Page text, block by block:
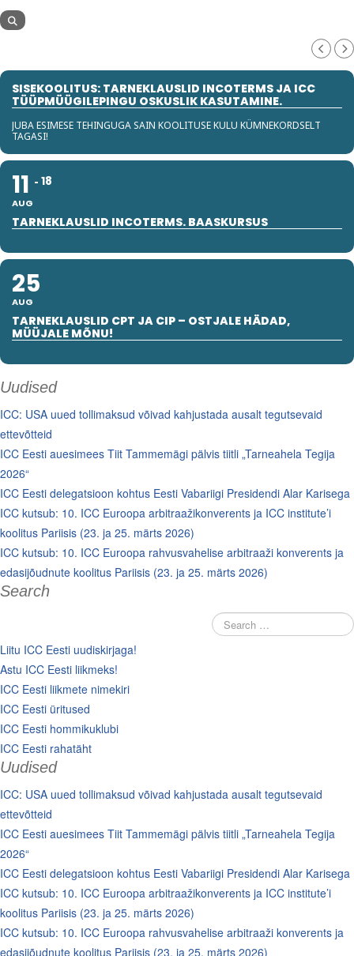
SISEKOOLITUS: TARNEKLAUSLID INCOTERMS JA ICC
TÜÜPMÜÜGILEPINGU OSKUSLIK KASUTAMINE.
JUBA ESIMESE TEHINGUGA SAIN KOOLITUSE KULU KÜMNEKORDSELT
TAGASI!
11
AUG
18
TARNEKLAUSLID INCOTERMS. BAASKURSUS
25
AUG
TARNEKLAUSLID CPT JA CIP – OSTJALE HÄDAD,
MÜÜJALE MÕNU!
Uudised
ICC: USA uued tollimaksud võivad kahjustada ausalt tegutsevaid
ettevõtteid
ICC Eesti auesimees Tiit Tammemägi pälvis tiitli „Tarneahela Tegija
2026“
ICC Eesti delegatsioon kohtus Eesti Vabariigi Presidendi Alar Karisega
ICC kutsub: 10. ICC Euroopa arbitraažikonverents ja ICC institute’i
koolitus Pariisis (23. ja 25. märts 2026)
ICC kutsub: 10. ICC Euroopa rahvusvahelise arbitraaži konverents ja
edasijõudnute koolitus Pariisis (23. ja 25. märts 2026)
Search
Liitu ICC Eesti uudiskirjaga!
Astu ICC Eesti liikmeks!
ICC Eesti liikmete nimekiri
ICC Eesti üritused
ICC Eesti hommikuklubi
ICC Eesti rahatäht
Uudised
ICC: USA uued tollimaksud võivad kahjustada ausalt tegutsevaid
ettevõtteid
ICC Eesti auesimees Tiit Tammemägi pälvis tiitli „Tarneahela Tegija
2026“
ICC Eesti delegatsioon kohtus Eesti Vabariigi Presidendi Alar Karisega
ICC kutsub: 10. ICC Euroopa arbitraažikonverents ja ICC institute’i
koolitus Pariisis (23. ja 25. märts 2026)
ICC kutsub: 10. ICC Euroopa rahvusvahelise arbitraaži konverents ja
edasijõudnute koolitus Pariisis (23. ja 25. märts 2026)